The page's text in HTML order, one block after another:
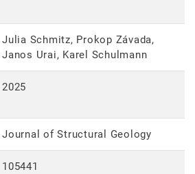
Julia Schmitz, Prokop Závada,
Janos Urai, Karel Schulmann
2025
Journal of Structural Geology
105441